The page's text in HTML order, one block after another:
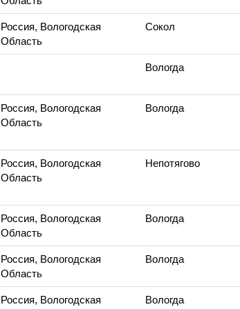
Россия, Вологодская
Область
Сокол
Вологда
Россия, Вологодская
Область
Вологда
Россия, Вологодская
Область
Непотягово
Россия, Вологодская
Область
Вологда
Россия, Вологодская
Область
Вологда
Россия, Вологодская
Вологда